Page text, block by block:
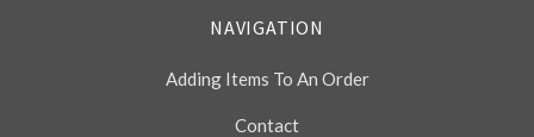
NAVIGATION
Adding Items To An Order
Contact